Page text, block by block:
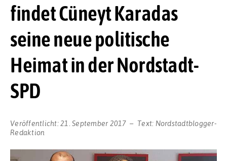
findet Cüneyt Karadas
seine neue politische
Heimat in der Nordstadt-
SPD
Veröffentlicht:21. September 2017 Text: Nordstadtblogger-
Redaktion